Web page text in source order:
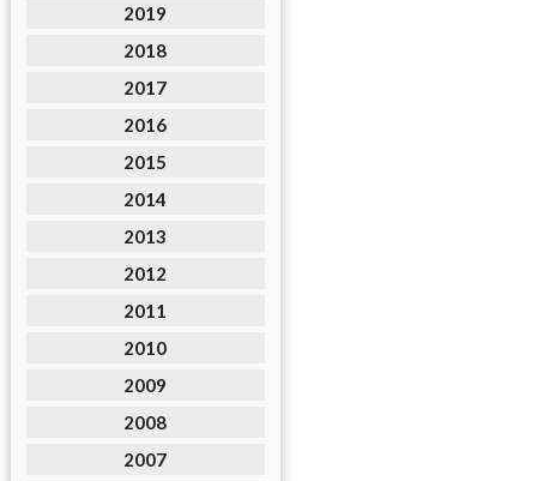
2019
2018
2017
2016
2015
2014
2013
2012
2011
2010
2009
2008
2007